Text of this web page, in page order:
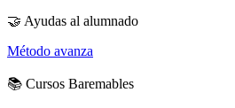
🤝 Ayudas al alumnado
Método avanza
📚 Cursos Baremables